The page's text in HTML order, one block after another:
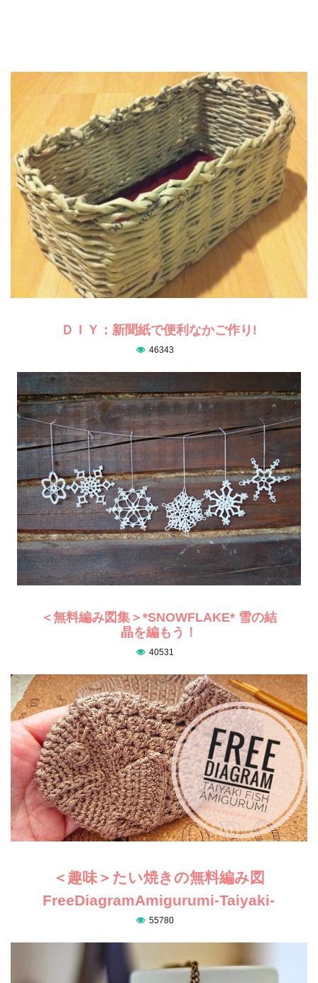
ＤＩＹ：新聞紙で便利なかご作り!
46343
＜無料編み図集＞*SNOWFLAKE* 雪の結
晶を編もう！
40531
＜趣味＞たい焼きの無料編み図
FreeDiagramAmigurumi-Taiyaki-
55780